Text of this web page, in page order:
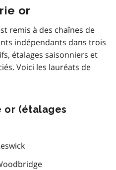
or
remis à des chaînes de
indépendants dans trois
étalages saisonniers et
Voici les lauréats de
or (étalages